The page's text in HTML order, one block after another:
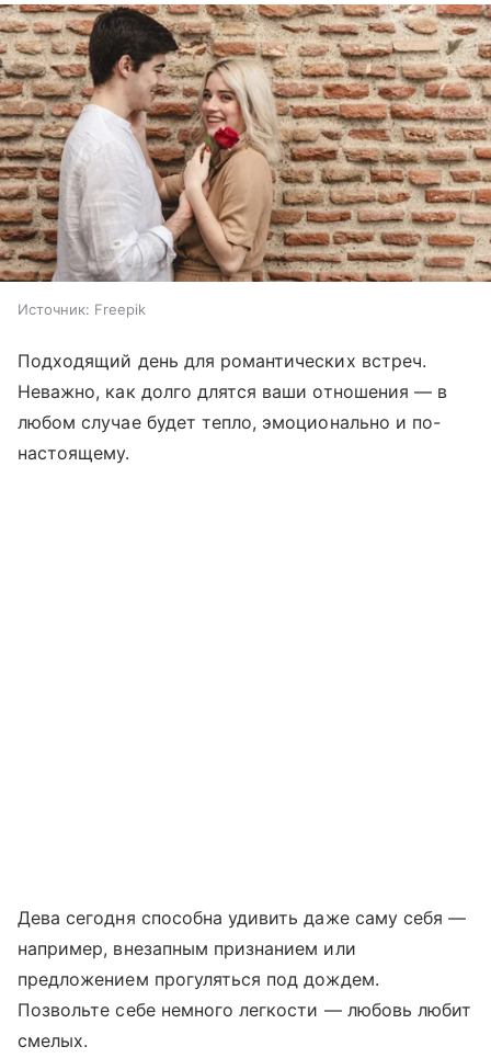
Источник: Freepik
Подходящий день для романтических встреч.
Неважно, как долго длятся ваши отношения — в
любом случае будет тепло, эмоционально и по-
настоящему.
Дева сегодня способна удивить даже саму себя —
например, внезапным признанием или
предложением прогуляться под дождем.
Позвольте себе немного легкости — любовь любит
смелых.